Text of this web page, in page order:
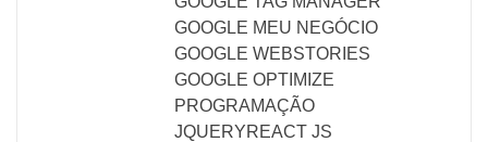
GOOGLE MEU NEGÓCIO
GOOGLE WEBSTORIES
GOOGLE OPTIMIZE
PROGRAMAÇÃO
JQUERYREACT JS